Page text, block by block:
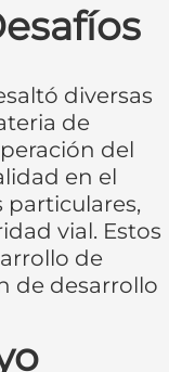
diversas
de
del
en el
vial. Estos
de
de desarrollo